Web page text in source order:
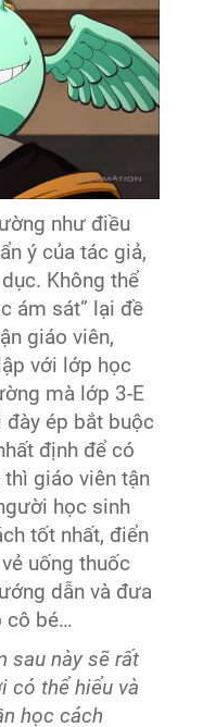
như điều
ý của tác giả,
Không thể
ám sát” lại đề
giáo viên,
với lớp học
mà lớp 3-E
ép bắt buộc
định để có
giáo viên tận
học sinh
tốt nhất, điển
uống thuốc
dẫn và đưa
cô bé…
sau này sẽ rất
có thể hiểu và
học cách